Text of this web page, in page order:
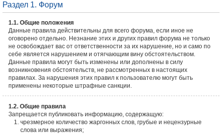
Раздел 1. Форум
1.1. Общие положения
Данные правила действительны для всего форума, если иное не
оговорено отдельно. Незнание этих и других правил форума не только
не освобождает вас от ответственности за их нарушение, но и само по
себе является нарушением и отягчающим вину обстоятельством.
Данные правила могут быть изменены или дополнены в силу
возникновения обстоятельств, не рассмотренных в настоящих
правилах. За нарушения этих правил к пользователю могут быть
применены некоторые штрафные санкции.
1.2. Общие правила
Запрещается публиковать информацию, содержащую:
чрезмерное количество жаргонных слов, грубые и нецензурные
слова или выражения;